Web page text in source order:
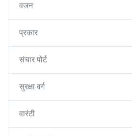
वजन
प्रकार
संचार पोर्ट
सुरक्षा वर्ग
वारंटी